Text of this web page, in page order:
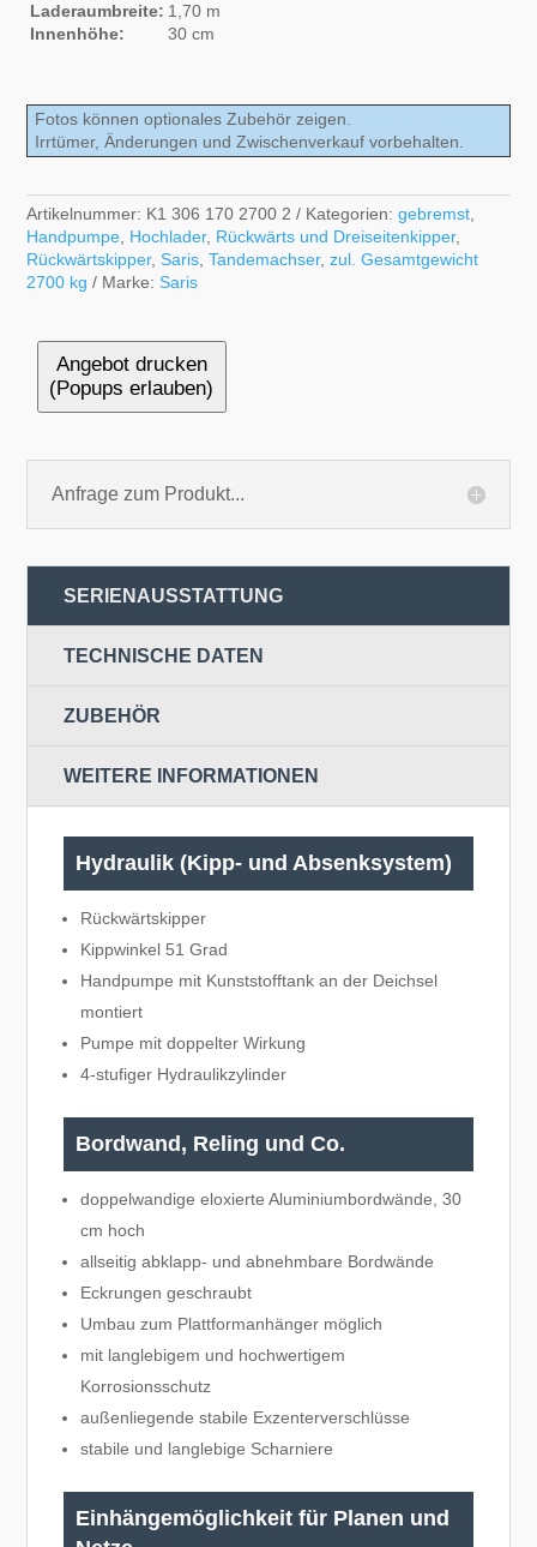
Laderaumbreite: 1,70 m
Innenhöhe:
30 cm
Fotos können optionales Zubehör zeigen.
Irrtümer, Änderungen und Zwischenverkauf vorbehalten.
Artikelnummer: K1 306 170 2700 2 Kategorien:gebremst
Handpumpe Hochlader, Rückwärts und Dreiseitenkipper,
Rückwärtskipper,Saris ,Tandemachser,zul. Gesamtgewicht
2700 kg
Marke:Saris
Angebot drucken
(Popups erlauben)
Anfrage zum Produkt...
SERIENAUSSTATTUNG
TECHNISCHE DATEN
ZUBEHÖR
WEITERE INFORMATIONEN
Hydraulik (Kipp- und Absenksystem)
Rückwärtskipper
Kippwinkel 51 Grad
Handpumpe mit Kunststofftank an der Deichsel
montiert
Pumpe mit doppelter Wirkung
4-stufiger Hydraulikzylinder
Bordwand, Reling und Co.
doppelwandige eloxierte Aluminiumbordwände, 30
cm hoch
allseitig abklapp- und abnehmbare Bordwände
Eckrungen geschraubt
Umbau zum Plattformanhänger möglich
mit langlebigem und hochwertigem
Korrosionsschutz
außenliegende stabile Exzenterverschlüsse
stabile und langlebige Scharniere
Einhängemöglichkeit für Planen und